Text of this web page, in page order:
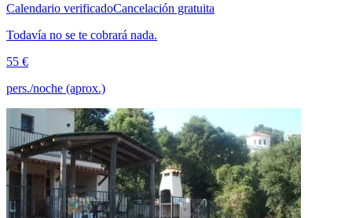
Calendario verificadoCancelación gratuita
Todavía no se te cobrará nada.
55 €
pers./noche (aprox.)